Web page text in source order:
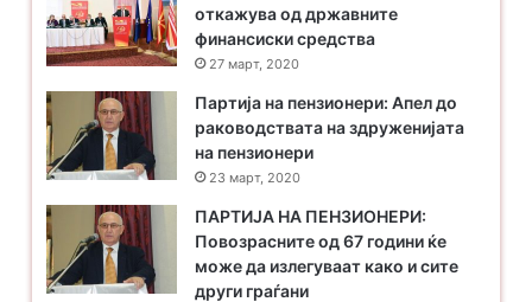
откажува од државните
финансиски средства
27 март, 2020
Партија на пензионери: Апел до
раководствата на здруженијата
на пензионери
23 март, 2020
ПАРТИЈА НА ПЕНЗИОНЕРИ:
Повозрасните од 67 години ќе
може да излегуваат како и сите
други граѓани